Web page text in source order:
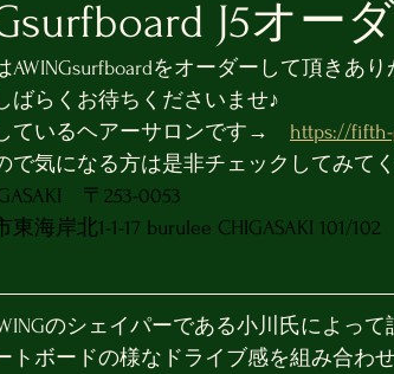
J5オー
をオーダーして頂きあり
ばらくお待ちくださいませ♪
ているヘアーサロンです→ https://
で気になる方は是非チェックしてみて
　〒253-0053
海岸北1-1-17 burulee CHIGASAKI 101/102
のシェイパーである小川氏によっ
トボードの様なドライブ感を組み合わ